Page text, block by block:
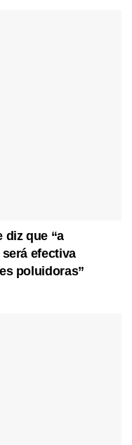
diz que “a
efectiva
poluidoras”